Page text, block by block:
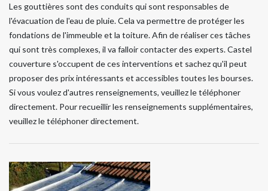
Les gouttières sont des conduits qui sont responsables de
l'évacuation de l'eau de pluie. Cela va permettre de protéger les
fondations de l'immeuble et la toiture. Afin de réaliser ces tâches
qui sont très complexes, il va falloir contacter des experts. Castel
couverture s'occupent de ces interventions et sachez qu'il peut
proposer des prix intéressants et accessibles toutes les bourses.
Si vous voulez d'autres renseignements, veuillez le téléphoner
directement. Pour recueillir les renseignements supplémentaires,
veuillez le téléphoner directement.